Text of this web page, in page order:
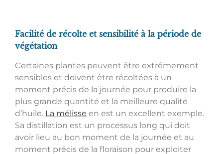
Facilité de récolte et sensibilité à la période de
végétation
Certaines plantes peuvent être extrêmement
sensibles et doivent être récoltées à un
moment précis de la journée pour produire la
plus grande quantité et la meilleure qualité
d’huile. La mélisse en est un excellent exemple.
Sa distillation est un processus long qui doit
avoir lieu au bon moment de la journée et au
moment précis de la floraison pour exploiter